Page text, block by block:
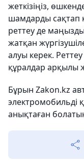
жеткізіңіз,
шамдарды сақтап
реттеу де
жатқан
алуы керек.
құралдар арқылы
Бұрын Zakon.kz
электромобильді
анықтаған